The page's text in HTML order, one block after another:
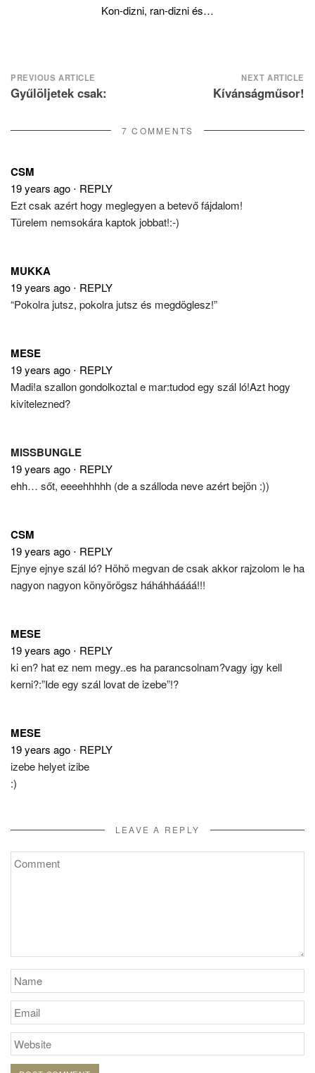
Kon-dizni, ran-dizni és…
Post
navigation
PREVIOUS ARTICLE
Gyűlöljetek csak:
NEXT ARTICLE
Kívánságműsor!
7 COMMENTS
CSM
19 years ago ⋅ REPLY
Ezt csak azért hogy meglegyen a betevő fájdalom!
Türelem nemsokára kaptok jobbat!:-)
MUKKA
19 years ago ⋅ REPLY
“Pokolra jutsz, pokolra jutsz és megdöglesz!”
MESE
19 years ago ⋅ REPLY
Madi!a szallon gondolkoztal e mar:tudod egy szál ló!Azt hogy
kivitelezned?
MISSBUNGLE
19 years ago ⋅ REPLY
ehh… sőt, eeeehhhhh (de a szálloda neve azért bejön :))
CSM
19 years ago ⋅ REPLY
Ejnye ejnye szál ló? Höhö megvan de csak akkor rajzolom le ha
nagyon nagyon könyörögsz háháhháááá!!!
MESE
19 years ago ⋅ REPLY
ki en? hat ez nem megy..es ha parancsolnam?vagy igy kell
kerni?:”Ide egy szál lovat de izebe”!?
MESE
19 years ago ⋅ REPLY
izebe helyet izibe
:)
LEAVE A REPLY